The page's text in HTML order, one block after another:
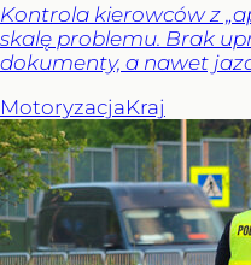
Kontrola kierowców z
skalę problemu. Brak
dokumenty, a nawet
MotoryzacjaKraj